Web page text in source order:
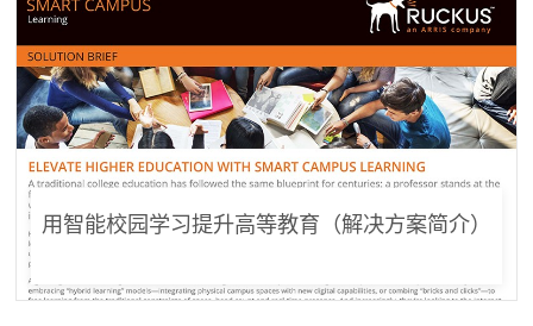
用智能校园学习提升高等教育（解决方案简介）